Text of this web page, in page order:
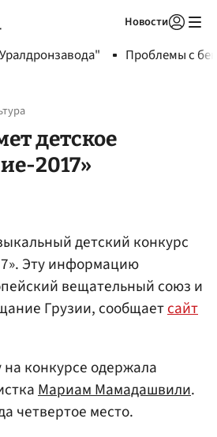
Новости
Проблемы с
детское
2017»
детский конкурс
Эту информацию
вещательный союз и
Грузии, сообщаетсайт
на конкурсе одержала
Мариам Мамадашвили.
четвертое место.